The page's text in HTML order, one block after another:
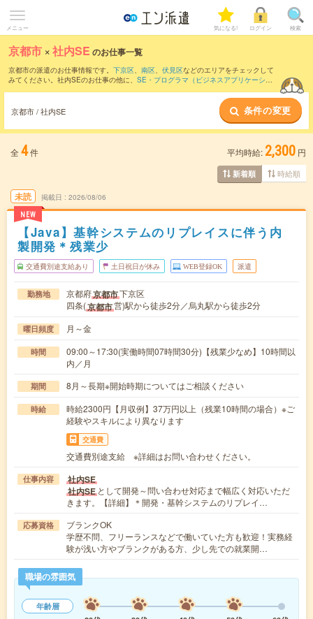
メニュー 気になる! ログイン 検索
京都市 ×社内SE のお仕事一覧
京都市の派遣のお仕事情報です。 下京区、 南区、 伏見区などのエリアをチェックして
みてください。社内SEのお仕事の他に、 SE・プログラマ（ビジネスアプリケーショ
職種未経験OKなどのこだわ
り条件で絞り込んでいただけます。職種辞典：
社内SEのお仕事とは？とは？
京都市 / 社内SE 条件の変更
全 4件 平均時給: 2,300 円
新着順 時給順
未読
NEW
掲載日 2026/08/06
【Java】基幹システムのリプレイスに伴う内
製開発＊残業少
交通費別途支給あり 土日祝日が休み WEB登録OK 派遣
勤務地 京都府京都市下京区
四条(京都市営)駅から徒歩2分／烏丸駅から徒歩2分
曜日頻度 月～金
時間
09:00～17:30(実働時間07時間30分)【残業少なめ】10時間以
内／月
期間 8月～長期※開始時期についてはご相談ください
時給
時給2300円【月収例】37万円以上（残業10時間の場合）※ご
経験やスキルにより異なります
交通費
交通費別途支給 ※詳細はお問い合わせください。
仕事内容
社内SE
社内SE として開発～問い合わせ対応まで幅広く対応いただ
きます。【詳細】＊開発・基幹システムのリプレイ…
応募資格
ブランクOK
学歴不問、フリーランスなどで働いていた方も歓迎！実務経
験が浅い方やブランクがある方、少し先での就業開…
職場の雰囲気
年齢層